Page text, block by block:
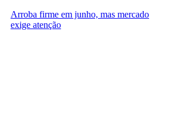
Arroba firme em junho, mas mercado
exige atenção